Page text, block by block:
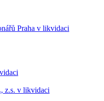
Praha v likvidaci
z.s. v likvidaci